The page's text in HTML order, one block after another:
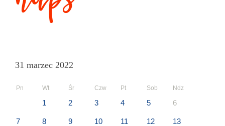
31 marzec 2022
Pn Wt Śr Czw Pt Sob Ndz
1 2 3 4 5 6
7 8 9 10 11 12 13